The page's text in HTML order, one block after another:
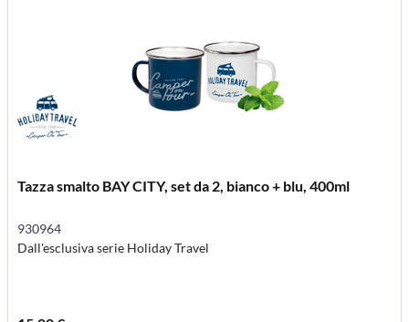
Tazza smalto BAY CITY, set da 2, bianco + blu, 400ml
930964
Dall'esclusiva serie Holiday Travel